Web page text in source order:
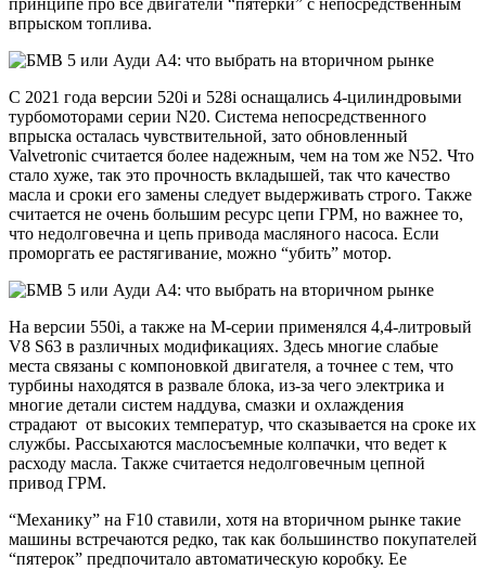
впрыском топлива.
С 2021 года версии 520i и 528i оснащались 4-цилиндровыми
турбомоторами серии N20. Система непосредственного
впрыска осталась чувствительной, зато обновленный
Valvetronic считается более надежным, чем на том же N52. Что
стало хуже, так это прочность вкладышей, так что качество
масла и сроки его замены следует выдерживать строго. Также
считается не очень большим ресурс цепи ГРМ, но важнее то,
что недолговечна и цепь привода масляного насоса. Если
проморгать ее растягивание, можно “убить” мотор.
На версии 550i, а также на М-серии применялся 4,4-литровый
V8 S63 в различных модификациях. Здесь многие слабые
места связаны с компоновкой двигателя, а точнее с тем, что
турбины находятся в развале блока, из-за чего электрика и
многие детали систем наддува, смазки и охлаждения
страдают от высоких температур, что сказывается на сроке их
службы. Рассыхаются маслосъемные колпачки, что ведет к
расходу масла. Также считается недолговечным цепной
привод ГРМ.
“Механику” на F10 ставили, хотя на вторичном рынке такие
машины встречаются редко, так как большинство покупателей
“пятерок” предпочитало автоматическую коробку. Ее